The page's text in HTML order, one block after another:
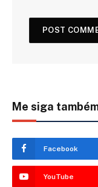
Me siga
Facebook
YouTube